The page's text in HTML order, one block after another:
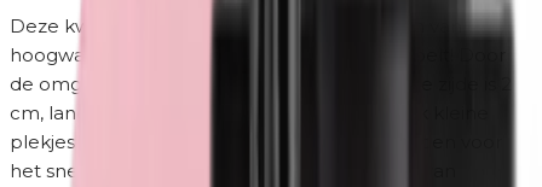
Deze kwast is gemaakt van synthetisch nylon van
hoogwaardige kwaliteit die superzacht aanvoelt! Door
de omgekeerde v-vorm van de haren (kortste zijde is 2
cm, langste zijde is 3 cm) kun je ook makkelijk kleine
plekjes bereiken. De kwast kan gebruikt worden voor
het snel, efficiënt en streeploos aanbrengen van